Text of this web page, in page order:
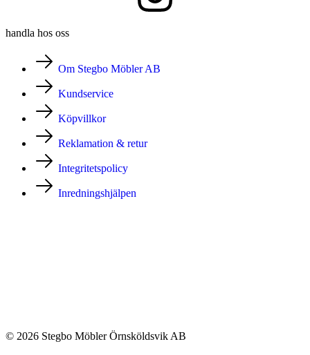
handla hos oss
Om Stegbo Möbler AB
Kundservice
Köpvillkor
Reklamation & retur
Integritetspolicy
Inredningshjälpen
© 2026 Stegbo Möbler Örnsköldsvik AB